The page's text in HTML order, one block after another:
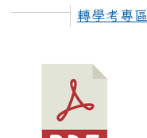
轉學考專區